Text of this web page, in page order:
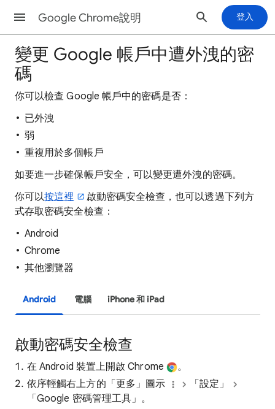
Google Chrome說明 登入
變更 Google 帳戶中遭外洩的密
碼
你可以檢查 Google 帳戶中的密碼是否：
已外洩
弱
重複用於多個帳戶
如要進一步確保帳戶安全，可以變更遭外洩的密碼。
你可以按這裡
啟動密碼安全檢查，也可以透過下列方
式存取密碼安全檢查：
Android
Chrome
其他瀏覽器
Android 電腦 iPhone 和 iPad
啟動密碼安全檢查
在 Android 裝置上開啟 Chrome
。
依序輕觸右上方的「更多」圖示
「設定」
「Google 密碼管理工具」 。